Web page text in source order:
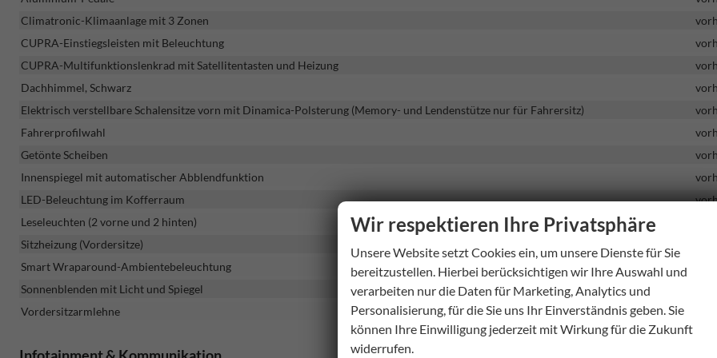
Climatronic-Klimaanlage mit 3 Zonen
CUPRA-Einstiegsleisten mit Beleuchtung
CUPRA-Multifunktionslenkrad mit Satellitentasten und Heizung
Dachhimmel, Schwarz
Elektrisch verstellbare Schalensitze vorn mit Dinamica-Polsterung (Memory- und Lendenstütze nur für Fahrersitz)
Fahrerprofilwahl
Getönte Scheiben
Innenspiegel mit automatischer Abblendfunktion
LED-Beleuchtung im Kofferraum
Leseleuchten (2 vorne und 2 hinten)
Sitzheizung (Vordersitze)
Smart Wraparound-Ambientebeleuchtung
Sonnenblenden mit Licht und Spiegel
Vordersitzarmlehne
Wir respektieren Ihre Privatsphäre
Unsere Website setzt Cookies ein, um unsere Dienste für Sie
bereitzustellen. Hierbei berücksichtigen wir Ihre Auswahl und
verarbeiten nur die Daten für Marketing, Analytics und
Personalisierung, für die Sie uns Ihr Einverständnis geben. Sie
können Ihre Einwilligung jederzeit mit Wirkung für die Zukunft
widerrufen.